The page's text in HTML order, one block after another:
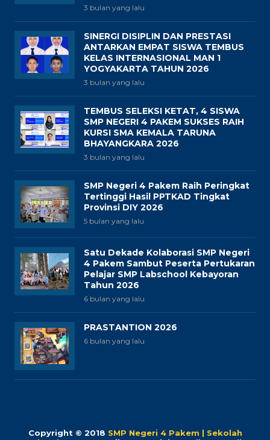
3 bulan yang lalu
SINERGI DISIPLIN DAN PRESTASI
ANTARKAN EMPAT SISWA TEMBUS
KELAS INTERNASIONAL MAN 1
YOGYAKARTA TAHUN 2026
3 bulan yang lalu
TEMBUS SELEKSI KETAT, 4 SISWA
SMP NEGERI 4 PAKEM SUKSES RAIH
KURSI SMA KEMALA TARUNA
BHAYANGKARA 2026
3 bulan yang lalu
SMP Negeri 4 Pakem Raih Peringkat
Tertinggi Hasil PPTKAD Tingkat
Provinsi DIY 2026
5 bulan yang lalu
Satu Dekade Kolaborasi SMP Negeri
4 Pakem Sambut Peserta Pertukaran
Pelajar SMP Labschool Kebayoran
Tahun 2026
6 bulan yang lalu
PRASTANTION 2026
6 bulan yang lalu
Copyright © 2018 SMP Negeri 4 Pakem | Sekolah